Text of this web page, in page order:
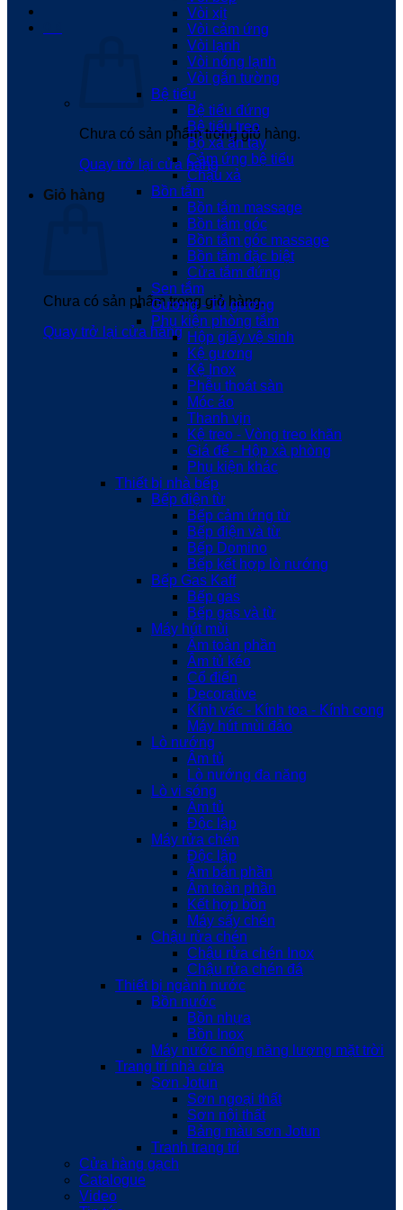
Chưa có sản phẩm trong giỏ hàng.
Quay trở lại cửa hàng
Giỏ hàng
Chưa có sản phẩm trong giỏ hàng.
Quay trở lại cửa hàng
Vòi xịt
Vòi cảm ứng
Vòi lạnh
Vòi nóng lạnh
Vòi gắn tường
Bệ tiểu
Bệ tiểu đứng
Bệ tiểu treo
Bộ xả ấn tay
Cảm ứng bệ tiểu
Chậu xả
Bồn tắm
Bồn tắm massage
Bồn tắm góc
Bồn tắm góc massage
Bồn tắm đặc biệt
Cửa tắm đứng
Sen tắm
Gương - Tủ gương
Phụ kiện phòng tắm
Hộp giấy vệ sinh
Kệ gương
Kệ Inox
Phễu thoát sàn
Móc áo
Thanh vịn
Kệ treo - Vòng treo khăn
Giá để - Hộp xà phòng
Phụ kiện khác
Thiết bị nhà bếp
Bếp điện từ
Bếp cảm ứng từ
Bếp điện và từ
Bếp Domino
Bếp kết hợp lò nướng
Bếp Gas Kaff
Bếp gas
Bếp gas và từ
Máy hút mùi
Âm toàn phần
Âm tủ kéo
Cổ điển
Decorative
Kính vác - Kính toa - Kính cong
Máy hút mùi đảo
Lò nướng
Âm tủ
Lò nướng đa năng
Lò vi sóng
Âm tủ
Độc lập
Máy rửa chén
Độc lập
Âm bán phần
Âm toàn phần
Kết hợp bồn
Máy sấy chén
Chậu rửa chén
Chậu rửa chén Inox
Chậu rửa chén đá
Thiết bị ngành nước
Bồn nước
Bồn nhựa
Bồn Inox
Máy nước nóng năng lượng mặt trời
Trang trí nhà cửa
Sơn Jotun
Sơn ngoại thất
Sơn nội thất
Bảng màu sơn Jotun
Tranh trang trí
Cửa hàng gạch
Catalogue
Video